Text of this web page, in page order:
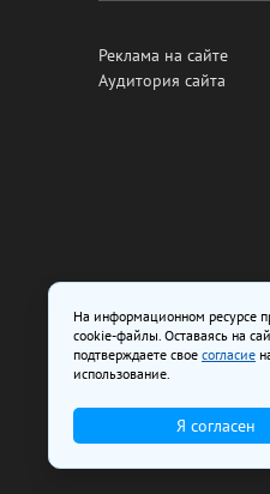
Реклама на сайте
Аудитория сайта
Все рекламные
изготовлена и
На сайте www.irk.ru
от 29 октября 2018
ООО «Ирк.ру».
Телефон редакции:
На информационном ресурсе
cookie-файлы. Оставаясь на
подтверждаете свое согласие
использование.
Я согласен